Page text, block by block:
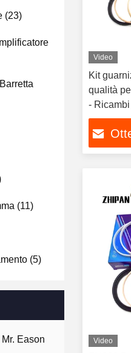
(23)
(11)
(5)
Mr. Eason
Video
Kit
qualità
-
Video